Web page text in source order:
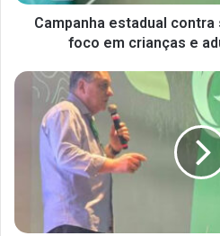
Campanha estadual
foco em crianças e